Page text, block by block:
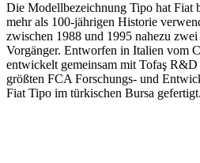
Die Modellbezeichnung Tipo hat Fiat
mehr als 100-jährigen Historie
zwischen 1988 und 1995 nahezu
Vorgänger. Entworfen in Italien vom
entwickelt gemeinsam mit Tofaş
größten FCA Forschungs- und
Fiat Tipo im türkischen Bursa